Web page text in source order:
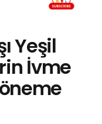
Yeşil
İvme